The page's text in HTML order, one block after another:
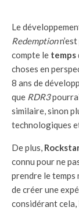
Le
Redemption
compte le temps
choses en
8 ans de
que RDR3
similaire, sinon
technologiques
De plus,
connu pour ne
prendre le temps
de créer une
considérant cela,